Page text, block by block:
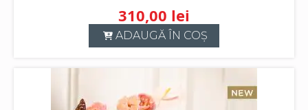
310,00 lei
ADAUGĂ ÎN COȘ